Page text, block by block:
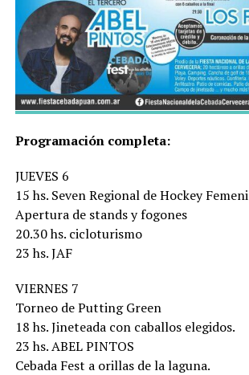
Programación completa:
JUEVES 6
15 hs. Seven Regional de Hockey
Apertura de stands y fogones
20.30 hs. cicloturismo
23 hs. JAF
VIERNES 7
Torneo de Putting Green
18 hs. Jineteada con caballos elegidos.
23 hs. ABEL PINTOS
Cebada Fest a orillas de la laguna.